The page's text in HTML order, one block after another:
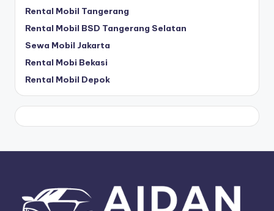
Rental Mobil Tangerang
Rental Mobil BSD Tangerang Selatan
Sewa Mobil Jakarta
Rental Mobi Bekasi
Rental Mobil Depok